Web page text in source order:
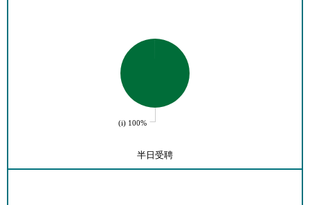
(i) 100%
半日受聘